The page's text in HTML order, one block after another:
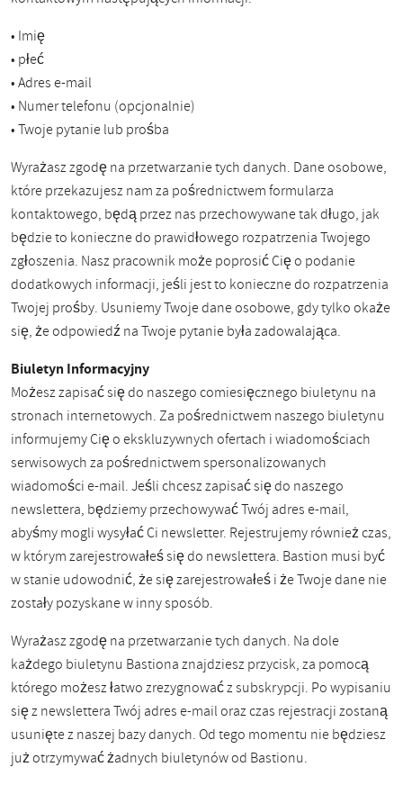
• Imię
• płeć
• Adres e-mail
• Numer telefonu (opcjonalnie)
• Twoje pytanie lub prośba
Wyrażasz zgodę na przetwarzanie tych danych. Dane osobowe,
które przekazujesz nam za pośrednictwem formularza
kontaktowego, będą przez nas przechowywane tak długo, jak
będzie to konieczne do prawidłowego rozpatrzenia Twojego
zgłoszenia. Nasz pracownik może poprosić Cię o podanie
dodatkowych informacji, jeśli jest to konieczne do rozpatrzenia
Twojej prośby. Usuniemy Twoje dane osobowe, gdy tylko okaże
się, że odpowiedź na Twoje pytanie była zadowalająca.
Biuletyn Informacyjny
Możesz zapisać się do naszego comiesięcznego biuletynu na
stronach internetowych. Za pośrednictwem naszego biuletynu
informujemy Cię o ekskluzywnych ofertach i wiadomościach
serwisowych za pośrednictwem spersonalizowanych
wiadomości e-mail. Jeśli chcesz zapisać się do naszego
newslettera, będziemy przechowywać Twój adres e-mail,
abyśmy mogli wysyłać Ci newsletter. Rejestrujemy również czas,
w którym zarejestrowałeś się do newslettera. Bastion musi być
w stanie udowodnić, że się zarejestrowałeś i że Twoje dane nie
zostały pozyskane w inny sposób.
Wyrażasz zgodę na przetwarzanie tych danych. Na dole
każdego biuletynu Bastiona znajdziesz przycisk, za pomocą
którego możesz łatwo zrezygnować z subskrypcji. Po wypisaniu
się z newslettera Twój adres e-mail oraz czas rejestracji zostaną
usunięte z naszej bazy danych. Od tego momentu nie będziesz
już otrzymywać żadnych biuletynów od Bastionu.